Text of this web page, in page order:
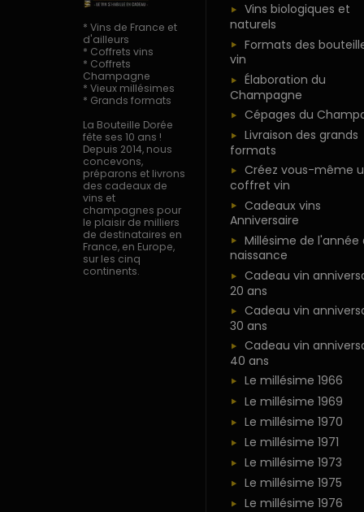
* Vins de France et
d'ailleurs
* Coffrets vins
* Coffrets
Champagne
* Vieux millésimes
* Grands formats
La Bouteille Dorée
fête ses 10 ans !
Depuis 2014, nous
concevons,
préparons et livrons
des cadeaux de
vins et
champagnes pour
le plaisir de milliers
de destinataires en
France, en Europe,
sur les cinq
continents.
Vins biologiques et
naturels
Formats des
vin
Élaboration du
Champagne
Cépages du
Livraison des grands
formats
Créez vous-même
coffret vin
Cadeaux vins
Anniversaire
Millésime de l'année
naissance
Cadeau vin
20 ans
Cadeau vin
30 ans
Cadeau vin
40 ans
Le millésime 1966
Le millésime 1969
Le millésime 1970
Le millésime 1971
Le millésime 1973
Le millésime 1975
Le millésime 1976